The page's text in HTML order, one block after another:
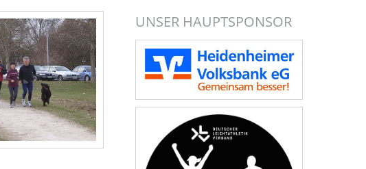
UNSER HAUPTSPONSOR